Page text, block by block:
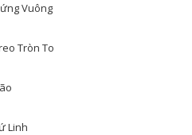
Vuông
Tròn To
Linh